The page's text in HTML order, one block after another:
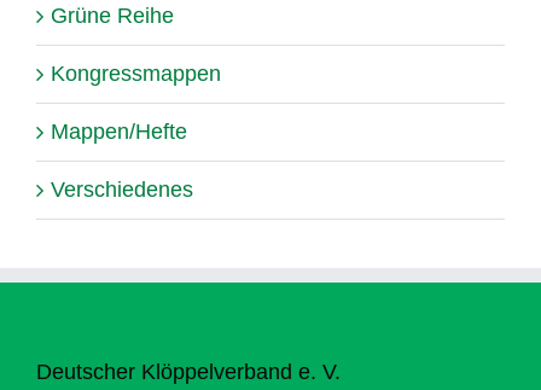
Grüne Reihe
Kongressmappen
Mappen/Hefte
Verschiedenes
Deutscher Klöppelverband e. V.